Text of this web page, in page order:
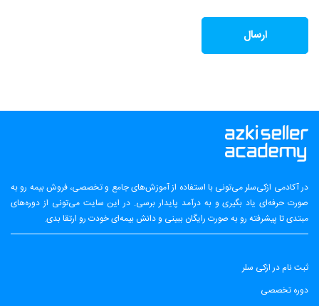
در آکادمی ازکی‌سلر می‌تونی با استفاده از آموزش‌های جامع و تخصصی، فروش بیمه رو به
صورت حرفه‌ای یاد بگیری و به درآمد پایدار برسی. در این سایت می‌تونی از دوره‌های
مبتدی تا پیشرفته رو به صورت رایگان ببینی و دانش بیمه‌ای خودت رو ارتقا بدی.
ثبت نام در ازکی سلر
دوره تخصصی